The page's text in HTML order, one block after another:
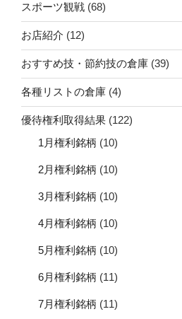
スポーツ観戦 (68)
お店紹介 (12)
おすすめ技・節約技の倉庫 (39)
各種リストの倉庫 (4)
優待権利取得結果 (122)
1月権利銘柄 (10)
2月権利銘柄 (10)
3月権利銘柄 (10)
4月権利銘柄 (10)
5月権利銘柄 (10)
6月権利銘柄 (11)
7月権利銘柄 (11)